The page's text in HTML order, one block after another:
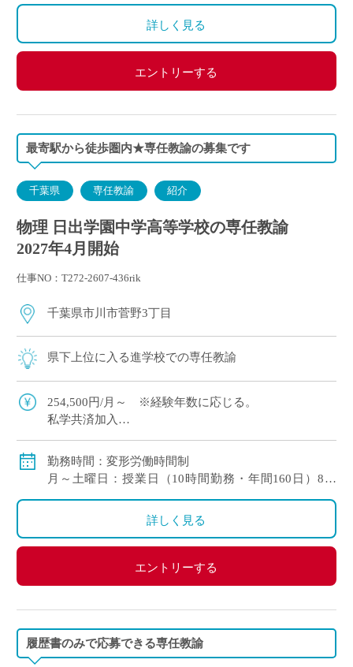
詳しく見る
エントリーする
最寄駅から徒歩圏内★専任教諭の募集です
千葉県 専任教諭 紹介
物理 日出学園中学高等学校の専任教諭
2027年4月開始
仕事NO：T272-2607-436rik
千葉県市川市菅野3丁目
県下上位に入る進学校での専任教諭
254,500円/月～ ※経験年数に応じる。
私学共済加入
交通費別途支給
勤務時間：変形労働時間制
月～土曜日：授業日（10時間勤務・年間160日）8：
00〜18:15
学期末や長期休養期間（6時間勤務・年
※日曜日の他1日を特定曜日に定め週休2日としていま
詳しく見る
エントリーする
履歴書のみで応募できる専任教諭